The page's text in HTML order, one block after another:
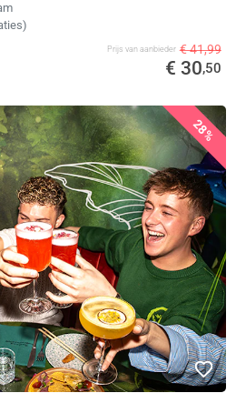
Prijs van aanbieder € 41,99
€ 30,50
28%